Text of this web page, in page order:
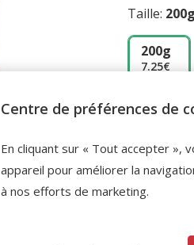
Taille: 200g
200g
7.25€
Centre de préférences de
En cliquant sur « Tout accepter »,
appareil pour améliorer la
à nos efforts de marketing.